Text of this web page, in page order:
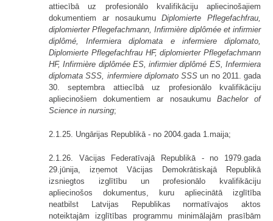
attiecībā uz profesionālo kvalifikāciju apliecinošajiem
dokumentiem ar nosaukumuDiplomierte Pflegefachfrau,
diplomierter Pflegefachmann, Infirmière diplômée et infirmier
diplômé, Infermiera diplomata e infermiere diplomato,
Diplomierte Pflegefachfrau HF, diplomierter Pflegefachmann
HF, Infirmière diplômée ES, infirmier diplômé ES, Infermiera
diplomata SSS, infermiere diplomato SSS un no 2011. gada
30. septembra attiecībā uz profesionālo kvalifikāciju
apliecinošiem dokumentiem ar nosaukumu Bachelor of
Science in nursing;
2.1.25. Ungārijas Republikā - no 2004.gada 1.maija;
2.1.26. Vācijas Federatīvajā Republikā - no 1979.gada
29.jūnija, izņemot Vācijas Demokrātiskajā Republikā
izsniegtos izglītību un profesionālo kvalifi­kāciju
apliecinošos dokumentus, kuru apliecinātā izglītība
neatbilst Latvijas Republikas normatī­vajos aktos
noteiktajām izglītības programmu minimālajām prasībām